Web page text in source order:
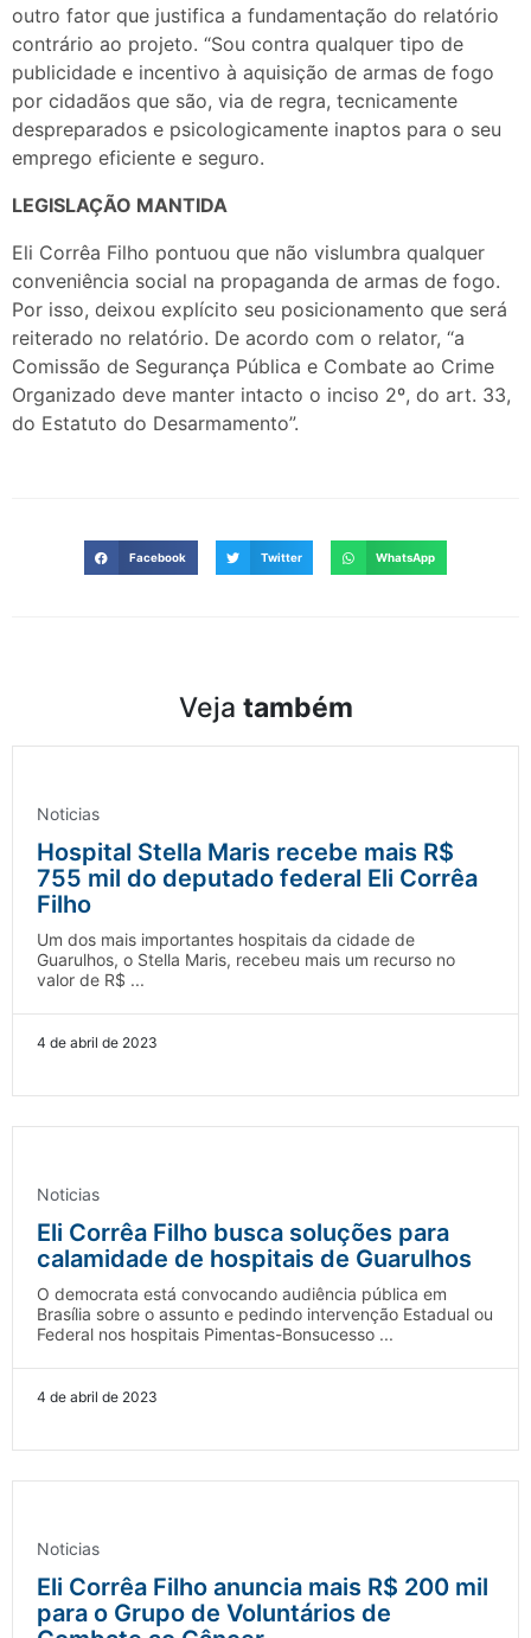
outro fator que justifica a fundamentação do relatório
contrário ao projeto. “Sou contra qualquer tipo de
publicidade e incentivo à aquisição de armas de fogo
por cidadãos que são, via de regra, tecnicamente
despreparados e psicologicamente inaptos para o seu
emprego eficiente e seguro.
LEGISLAÇÃO MANTIDA
Eli Corrêa Filho pontuou que não vislumbra qualquer
conveniência social na propaganda de armas de fogo.
Por isso, deixou explícito seu posicionamento que será
reiterado no relatório. De acordo com o relator, “a
Comissão de Segurança Pública e Combate ao Crime
Organizado deve manter intacto o inciso 2º, do art. 33,
do Estatuto do Desarmamento”.
Facebook Twitter WhatsApp
Veja também
Noticias
Hospital Stella Maris recebe mais R$
755 mil do deputado federal Eli Corrêa
Filho
Um dos mais importantes hospitais da cidade de
Guarulhos, o Stella Maris, recebeu mais um recurso no
valor de R$ ...
4 de abril de 2023
Noticias
Eli Corrêa Filho busca soluções para
calamidade de hospitais de Guarulhos
O democrata está convocando audiência pública em
Brasília sobre o assunto e pedindo intervenção Estadual ou
Federal nos hospitais Pimentas-Bonsucesso ...
4 de abril de 2023
Noticias
Eli Corrêa Filho anuncia mais R$ 200 mil
para o Grupo de Voluntários de